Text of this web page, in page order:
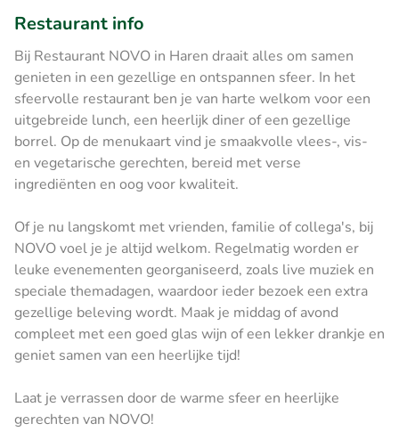
Restaurant info
Bij Restaurant NOVO in Haren draait alles om samen
genieten in een gezellige en ontspannen sfeer. In het
sfeervolle restaurant ben je van harte welkom voor een
uitgebreide lunch, een heerlijk diner of een gezellige
borrel. Op de menukaart vind je smaakvolle vlees-, vis-
en vegetarische gerechten, bereid met verse
ingrediënten en oog voor kwaliteit.
Of je nu langskomt met vrienden, familie of collega's, bij
NOVO voel je je altijd welkom. Regelmatig worden er
leuke evenementen georganiseerd, zoals live muziek en
speciale themadagen, waardoor ieder bezoek een extra
gezellige beleving wordt. Maak je middag of avond
compleet met een goed glas wijn of een lekker drankje en
geniet samen van een heerlijke tijd!
Laat je verrassen door de warme sfeer en heerlijke
gerechten van NOVO!